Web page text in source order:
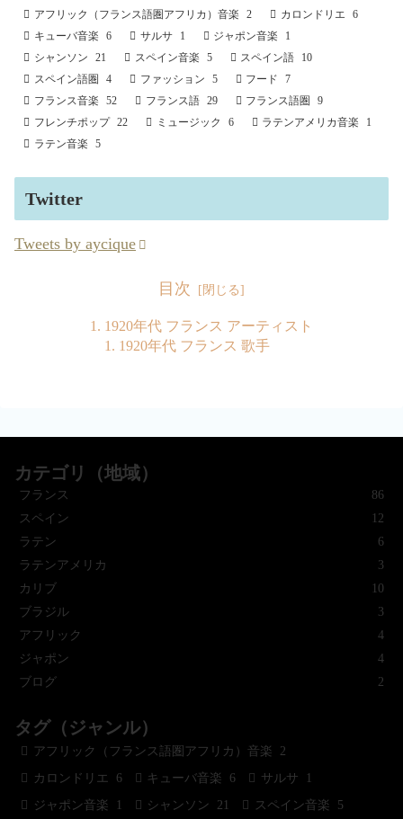
アフリック（フランス語圏アフリカ）音楽 2 カロンドリエ
6
キューバ音楽
6 サルサ 1 ジャポン音楽
1
シャンソン
21 スペイン音楽 5 スペイン語
10
スペイン語圏
4 ファッション 5 フード
7
フランス音楽
52 フランス語 29 フランス語圏
9
フレンチポップ 22 ミュージック 6 ラテンアメリカ音楽
1
ラテン音楽
5
Twitter
Tweets by aycique
目次
1920年代 フランス アーティスト
1920年代 フランス 歌手
カテゴリ（地域）
フランス
86
スペイン
12
ラテン
6
ラテンアメリカ
3
カリブ
10
ブラジル
3
アフリック
4
ジャポン
4
ブログ
2
タグ（ジャンル）
アフリック（フランス語圏アフリカ）音楽
2
カロンドリエ
6 キューバ音楽 6 サルサ
1
ジャポン音楽
1 シャンソン 21 スペイン音楽 5